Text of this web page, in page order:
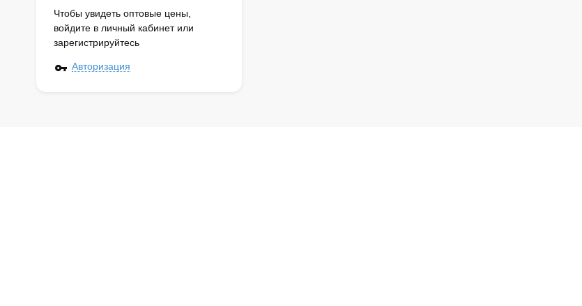
Чтобы увидеть оптовые цены,
войдите в личный кабинет или
зарегистрируйтесь
Авторизация